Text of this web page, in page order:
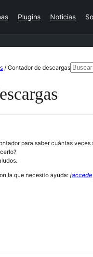
Plugins Noticias
/ Contador de descargas
para saber cuántas
la que necesito ayuda: [accede